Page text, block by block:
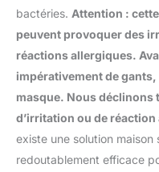
bactéries. Attention :
peuvent provoquer des
réactions allergiques.
impérativement de
masque. Nous déclinons
d’irritation ou de
existe une solution maison
redoutablement efficace